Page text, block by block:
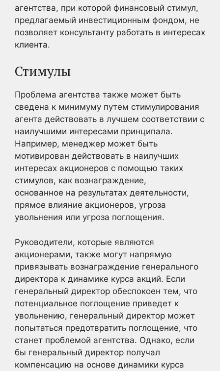
агентства, при которой финансовый стимул,
предлагаемый инвестиционным фондом, не
позволяет консультанту работать в интересах
клиента.
Стимулы
Проблема агентства также может быть
сведена к минимуму путем стимулирования
агента действовать в лучшем соответствии с
наилучшими интересами принципала.
Например, менеджер может быть
мотивирован действовать в наилучших
интересах акционеров с помощью таких
стимулов, как вознаграждение,
основанное на результатах деятельности,
прямое влияние акционеров, угроза
увольнения или угроза поглощения.
Руководители, которые являются
акционерами, также могут напрямую
привязывать вознаграждение генерального
директора к динамике курса акций. Если
генеральный директор обеспокоен тем, что
потенциальное поглощение приведет к
увольнению, генеральный директор может
попытаться предотвратить поглощение, что
станет проблемой агентства. Однако, если
бы генеральный директор получал
компенсацию на основе динамики курса